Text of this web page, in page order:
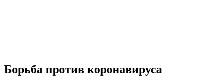
Борьба против коронавируса